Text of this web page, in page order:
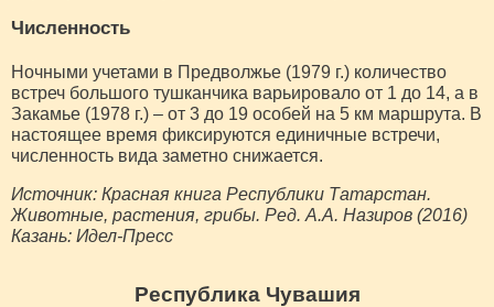
Численность
Ночными учетами в Предволжье (1979 г.) количество
встреч большого тушканчика варьировало от 1 до 14, а в
Закамье (1978 г.) – от 3 до 19 особей на 5 км маршрута. В
настоящее время фиксируются единичные встречи,
численность вида заметно снижается.
Источник: Красная книга Республики Татарстан.
Животные, растения, грибы. Ред. А.А. Назиров (2016)
Казань: Идел-Пресс
Республика Чувашия